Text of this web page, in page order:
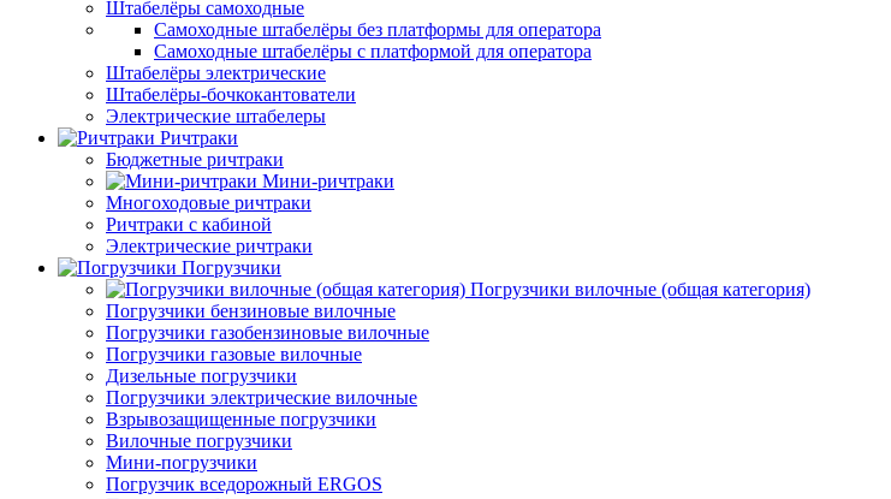
Штабелёры самоходные
Самоходные штабелёры без платформы для оператора
Самоходные штабелёры с платформой для оператора
Штабелёры электрические
Штабелёры-бочкокантователи
Электрические штабелеры
Ричтраки
Бюджетные ричтраки
Мини-ричтраки
Многоходовые ричтраки
Ричтраки с кабиной
Электрические ричтраки
Погрузчики
Погрузчики вилочные (общая категория)
Погрузчики бензиновые вилочные
Погрузчики газобензиновые вилочные
Погрузчики газовые вилочные
Дизельные погрузчики
Погрузчики электрические вилочные
Взрывозащищенные погрузчики
Вилочные погрузчики
Мини-погрузчики
Погрузчик вседорожный ERGOS